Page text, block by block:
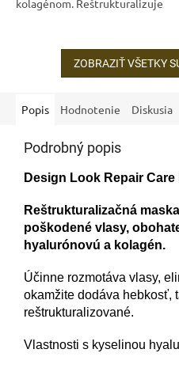
kolagénom. Reštrukturalizuje
Zachováva...
ZOBRAZIŤ VŠETKY
Popis Hodnotenie Diskusia
Podrobný popis
Design Look Repair Care
Reštrukturalizačná
poškodené vlasy,
hyalurónovú a kolagén.
Účinne rozmotáva vlasy,
okamžite dodáva hebkosť,
reštrukturalizované.
Vlastnosti s kyselinou